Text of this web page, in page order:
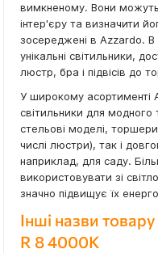
вимкненому. Вони
інтер'єру та визначити
зосереджені в Azzardo. В
унікальні світильники,
люстр, бра і підвісів до
У широкому асортименті
світильники для модного
стельові моделі, торшери
числі люстри), так і
наприклад, для саду.
використовувати зі
значно підвищує їх
Інші назви
R 8 4000K